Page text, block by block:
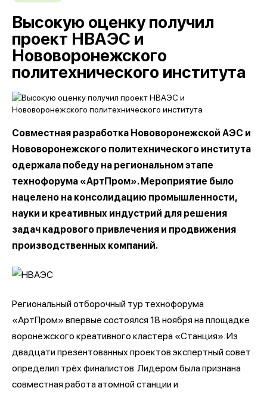
Высокую оценку получил
проект НВАЭС и
Нововоронежского
политехнического института
Совместная разработка Нововоронежской АЭС и
Нововоронежского политехнического института
одержала победу на региональном этапе
технофорума «АртПром». Мероприятие было
нацелено на консолидацию промышленности,
науки и креативных индустрий для решения
задач кадрового привлечения и продвижения
производственных компаний.
Региональный отборочный тур технофорума
«АртПром» впервые состоялся 18 ноября на площадке
воронежского креативного кластера «Станция». Из
двадцати презентованных проектов экспертный совет
определил трёх финалистов. Лидером была признана
совместная работа атомной станции и